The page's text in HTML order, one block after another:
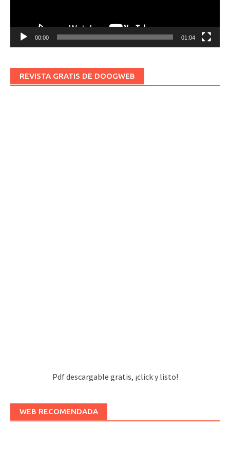
00:00 01:04
REVISTA GRATIS DE DOOGWEB
Pdf descargable gratis, ¡click y listo!
WEB RECOMENDADA